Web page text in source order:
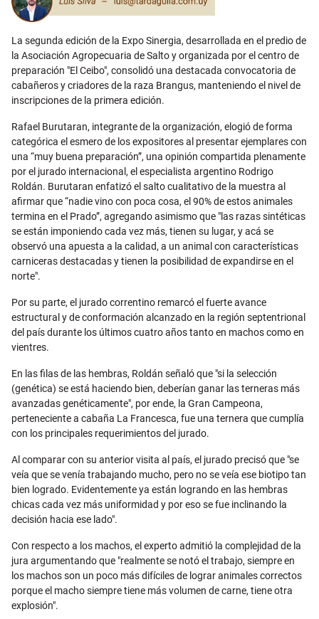
La segunda edición de la Expo Sinergia, desarrollada en el predio de
la Asociación Agropecuaria de Salto y organizada por el centro de
preparación "El Ceibo", consolidó una destacada convocatoria de
cabañeros y criadores de la raza Brangus, manteniendo el nivel de
inscripciones de la primera edición.
Rafael Burutaran, integrante de la organización, elogió de forma
categórica el esmero de los expositores al presentar ejemplares con
una “muy buena preparación”, una opinión compartida plenamente
por el jurado internacional, el especialista argentino Rodrigo
Roldán. Burutaran enfatizó el salto cualitativo de la muestra al
afirmar que “nadie vino con poca cosa, el 90% de estos animales
termina en el Prado”, agregando asimismo que "las razas sintéticas
se están imponiendo cada vez más, tienen su lugar, y acá se
observó una apuesta a la calidad, a un animal con características
carniceras destacadas y tienen la posibilidad de expandirse en el
norte".
Por su parte, el jurado correntino remarcó el fuerte avance
estructural y de conformación alcanzado en la región septentrional
del país durante los últimos cuatro años tanto en machos como en
vientres.
En las filas de las hembras, Roldán señaló que "si la selección
(genética) se está haciendo bien, deberían ganar las terneras más
avanzadas genéticamente", por ende, la Gran Campeona,
perteneciente a cabaña La Francesca, fue una ternera que cumplía
con los principales requerimientos del jurado.
Al comparar con su anterior visita al país, el jurado precisó que "se
veía que se venía trabajando mucho, pero no se veía ese biotipo tan
bien logrado. Evidentemente ya están logrando en las hembras
chicas cada vez más uniformidad y por eso se fue inclinando la
decisión hacia ese lado".
Con respecto a los machos, el experto admitió la complejidad de la
jura argumentando que "realmente se notó el trabajo, siempre en
los machos son un poco más difíciles de lograr animales correctos
porque el macho siempre tiene más volumen de carne, tiene otra
explosión".